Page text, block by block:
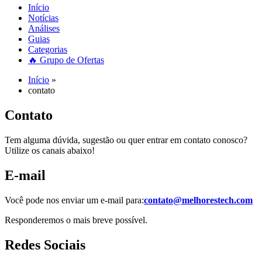
Início
Notícias
Análises
Guias
Categorias
🔥 Grupo de Ofertas
Início »
contato
Contato
Tem alguma dúvida, sugestão ou quer entrar em contato conosco?
Utilize os canais abaixo!
E-mail
Você pode nos enviar um e-mail para:contato@melhorestech.com
Responderemos o mais breve possível.
Redes Sociais